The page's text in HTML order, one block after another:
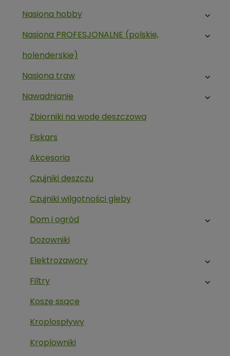
Nasiona hobby
Nasiona PROFESJONALNE (polskie,
holenderskie)
Nasiona traw
Nawadnianie
Zbiorniki na wodę deszczową
Fiskars
Akcesoria
Czujniki deszczu
Czujniki wilgotności gleby
Dom i ogród
Dozowniki
Elektrozawory
Filtry
Kosze ssące
Kroplospływy
Kroplowniki